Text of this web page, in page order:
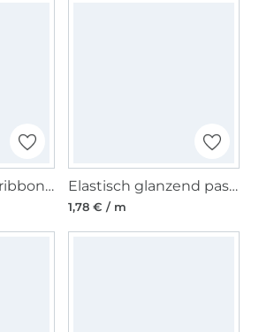
Elastisch Piping ribbon, donker grijs melange Elastisch glanzend paspelband, wit 10 mm
1,78 € / m